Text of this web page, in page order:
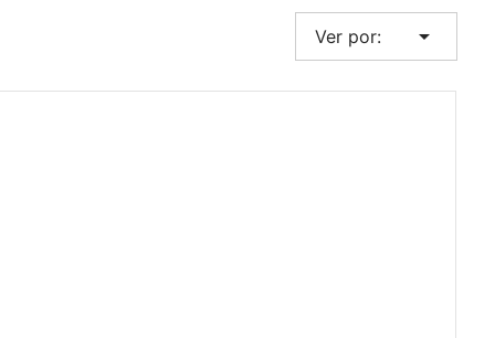
Ver por: arrow_drop_down